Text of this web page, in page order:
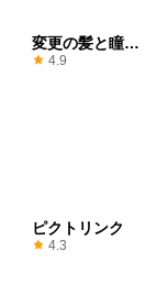
変更の髪と瞳の
色 4.9
ピクトリンク
4.3